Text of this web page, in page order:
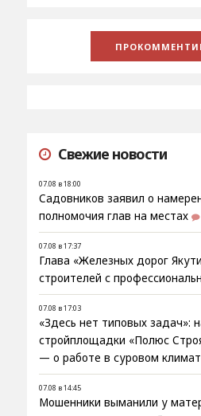
Свежие новости
07.08 в 18:00
Садовников заявил о
полномочия глав на местах
07.08 в 17:37
Глава «Железных дорог
строителей с
07.08 в 17:03
«Здесь нет типовых задач»:
стройплощадки «Полюс
— о работе в суровом
07.08 в 14:45
Мошенники выманили у